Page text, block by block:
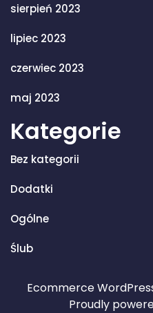
sierpień 2023
lipiec 2023
czerwiec 2023
maj 2023
Kategorie
Bez kategorii
Dodatki
Ogólne
Ślub
Ecommerce
Proudly